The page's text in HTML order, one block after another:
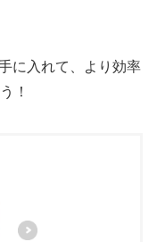
に入れて、より効率
！